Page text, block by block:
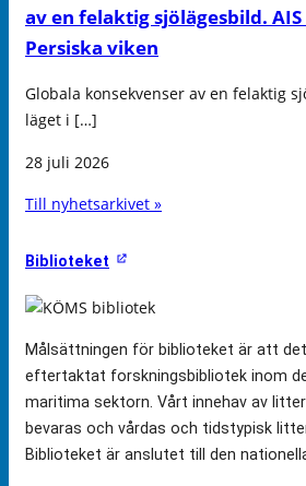
av en felaktig sjölägesbild.
Persiska viken
Globala konsekvenser av en felaktig
läget i […]
28 juli 2026
Till nyhetsarkivet »
Biblioteket
Målsättningen för biblioteket är att
eftertaktat forskningsbibliotek inom
maritima sektorn. Vårt innehav av
bevaras och vårdas och tidstypisk
Biblioteket är anslutet till den